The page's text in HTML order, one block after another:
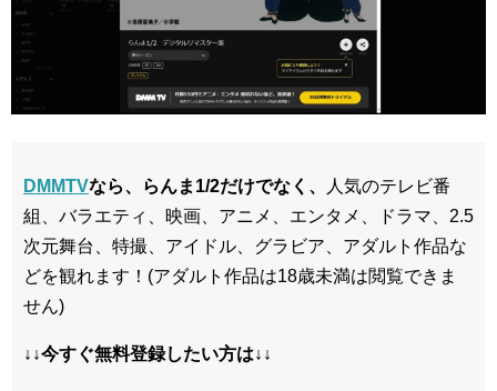
DMMTVなら、らんま1/2だけでなく、
人気のテレビ番
組、バラエティ、映画、アニメ、エンタメ、ドラマ、2.5
次元舞台、特撮、アイドル、グラビア、アダルト作品な
どを観れます！(アダルト作品は18歳未満は閲覧できま
せん)
↓↓今すぐ無料登録したい方は↓↓